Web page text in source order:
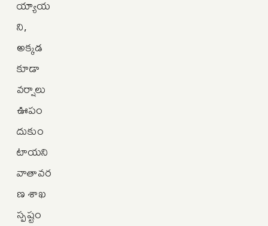
య్యాయ
ని,
అక్కడ
కూడా
వర్షాలు
ఊపం
దుకుం
టాయని
వాతావర
ణ శాఖ
స్పష్టం